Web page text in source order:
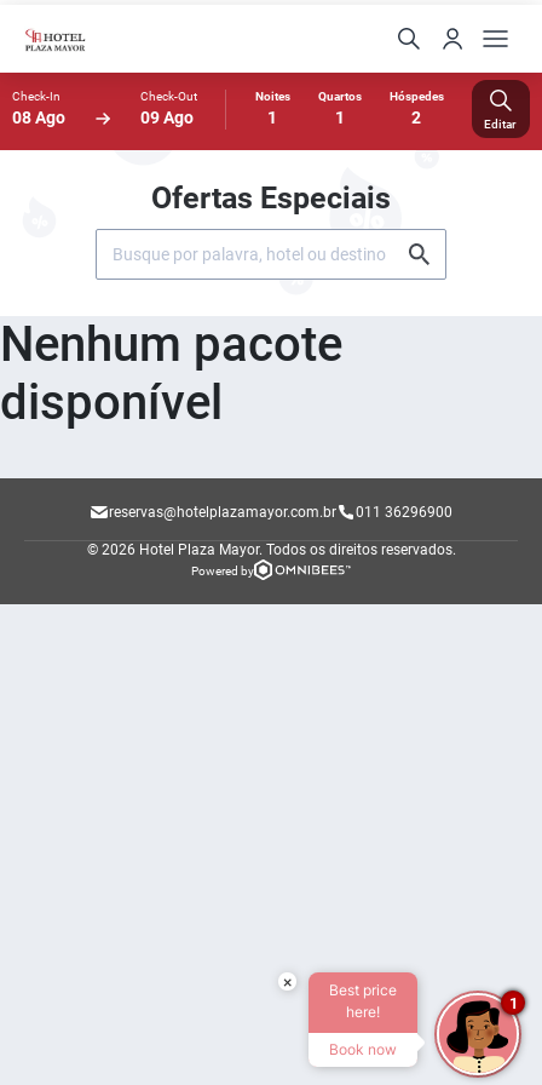
Check-In
08 Ago
Check-Out
09 Ago
Noites
1
Quartos
1
Hóspedes
2 Editar
Ofertas Especiais
Nenhum pacote
disponível
reservas@hotelplazamayor.com.br 011 36296900
© 2026 Hotel Plaza Mayor. Todos os direitos reservados.
Powered by
×
Best price
here!
Book now
1